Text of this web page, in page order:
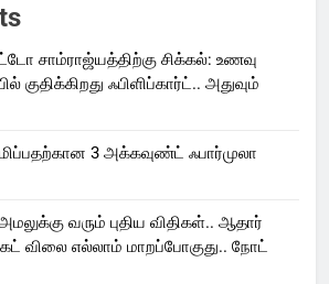
சாம்ராஜ்யத்திற்கு சிக்கல்: உணவு
குதிக்கிறது ஃபிளிப்கார்ட்.. அதுவும்
3 அக்கவுண்ட் ஃபார்முலா
வரும் புதிய விதிகள்.. ஆதார்
விலை எல்லாம் மாறப்போகுது.. நோட்